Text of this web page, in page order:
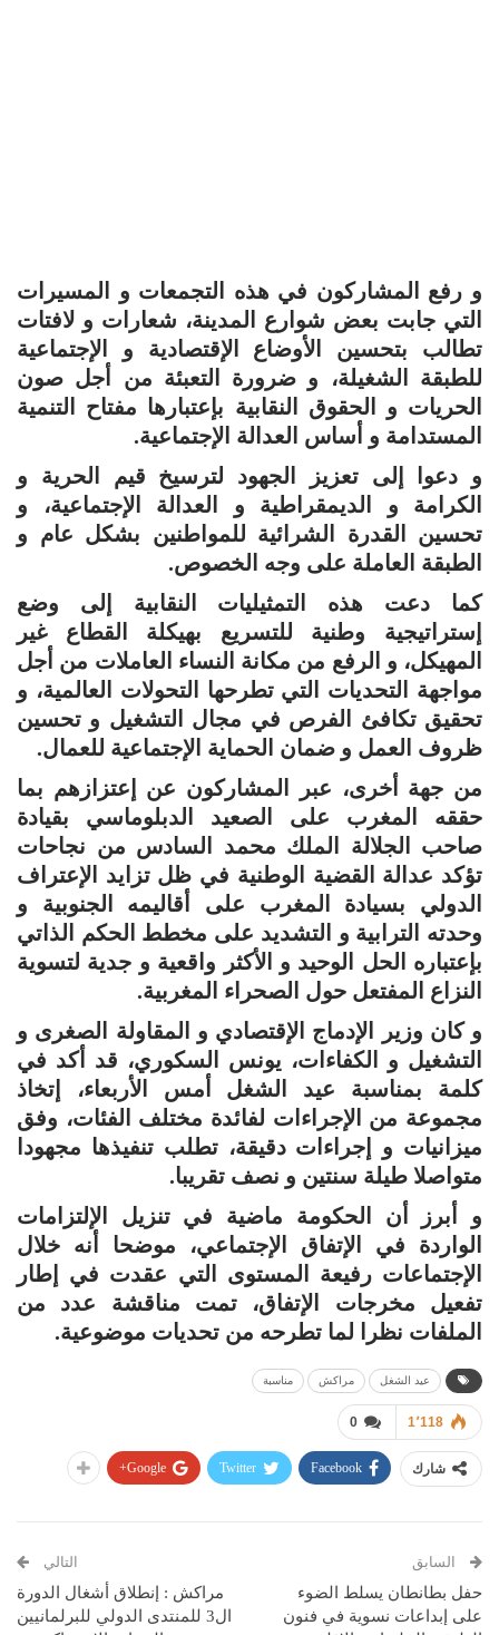
و رفع المشاركون في هذه التجمعات و المسيرات
التي جابت بعض شوارع المدينة، شعارات و لافتات
تطالب بتحسين الأوضاع الإقتصادية و الإجتماعية
للطبقة الشغيلة، و ضرورة التعبئة من أجل صون
الحريات و الحقوق النقابية بإعتبارها مفتاح التنمية
المستدامة و أساس العدالة الإجتماعية.
و دعوا إلى تعزيز الجهود لترسيخ قيم الحرية و
الكرامة و الديمقراطية و العدالة الإجتماعية، و
تحسين القدرة الشرائية للمواطنين بشكل عام و
الطبقة العاملة على وجه الخصوص.
كما دعت هذه التمثيليات النقابية إلى وضع
إستراتيجية وطنية للتسريع بهيكلة القطاع غير
المهيكل، و الرفع من مكانة النساء العاملات من أجل
مواجهة التحديات التي تطرحها التحولات العالمية، و
تحقيق تكافئ الفرص في مجال التشغيل و تحسين
ظروف العمل و ضمان الحماية الإجتماعية للعمال.
من جهة أخرى، عبر المشاركون عن إعتزازهم بما
حققه المغرب على الصعيد الدبلوماسي بقيادة
صاحب الجلالة الملك محمد السادس من نجاحات
تؤكد عدالة القضية الوطنية في ظل تزايد الإعتراف
الدولي بسيادة المغرب على أقاليمه الجنوبية و
وحدته الترابية و التشديد على مخطط الحكم الذاتي
بإعتباره الحل الوحيد و الأكثر واقعية و جدية لتسوية
النزاع المفتعل حول الصحراء المغربية.
و كان وزير الإدماج الإقتصادي و المقاولة الصغرى و
التشغيل و الكفاءات، يونس السكوري، قد أكد في
كلمة بمناسبة عيد الشغل أمس الأربعاء، إتخاذ
مجموعة من الإجراءات لفائدة مختلف الفئات، وفق
ميزانيات و إجراءات دقيقة، تطلب تنفيذها مجهودا
متواصلا طيلة سنتين و نصف تقريبا.
و أبرز أن الحكومة ماضية في تنزيل الإلتزامات
الواردة في الإتفاق الإجتماعي، موضحا أنه خلال
الإجتماعات رفيعة المستوى التي عقدت في إطار
تفعيل مخرجات الإتفاق، تمت مناقشة عدد من
الملفات نظرا لما تطرحه من تحديات موضوعية.
عيد الشغل مراكش مناسبة
0 1٬118
شارك Facebook
Twitter
Google+
السابق
حفل بطانطان يسلط الضوء
على إبداعات نسوية في فنون
التالي
مراكش : إنطلاق أشغال الدورة
ال3 للمنتدى الدولي للبرلمانيين